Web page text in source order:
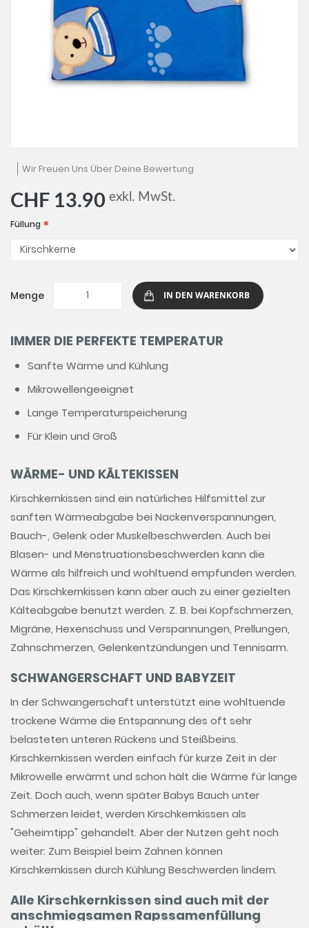
Wir Freuen Uns Über Deine Bewertung
CHF 13.90 exkl. MwSt.
Füllung
Menge IN DEN WARENKORB
IMMER DIE PERFEKTE TEMPERATUR
Sanfte Wärme und Kühlung
Mikrowellengeeignet
Lange Temperaturspeicherung
Für Klein und Groß
WÄRME- UND KÄLTEKISSEN
Kirschkernkissen sind ein natürliches Hilfsmittel zur
sanften Wärmeabgabe bei Nackenverspannungen,
Bauch-, Gelenk oder Muskelbeschwerden. Auch bei
Blasen- und Menstruationsbeschwerden kann die
Wärme als hilfreich und wohltuend empfunden werden.
Das Kirschkernkissen kann aber auch zu einer gezielten
Kälteabgabe benutzt werden. Z. B. bei Kopfschmerzen,
Migräne, Hexenschuss und Verspannungen, Prellungen,
Zahnschmerzen, Gelenkentzündungen und Tennisarm.
SCHWANGERSCHAFT UND BABYZEIT
In der Schwangerschaft unterstützt eine wohltuende
trockene Wärme die Entspannung des oft sehr
belasteten unteren Rückens und Steißbeins.
Kirschkernkissen werden einfach für kurze Zeit in der
Mikrowelle erwärmt und schon hält die Wärme für lange
Zeit. Doch auch, wenn später Babys Bauch unter
Schmerzen leidet, werden Kirschkernkissen als
"Geheimtipp" gehandelt. Aber der Nutzen geht noch
weiter: Zum Beispiel beim Zahnen können
Kirschkernkissen durch Kühlung Beschwerden lindern.
Alle Kirschkernkissen sind auch mit der
anschmiegsamen Rapssamenfüllung
Zum
Anfang
der
Bildgalerie